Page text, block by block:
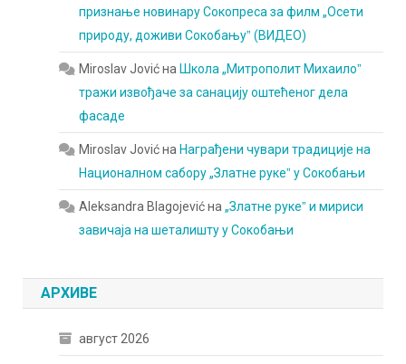
признање новинару Сокопреса за филм „Осети
природу, доживи Сокобањуˮ (ВИДЕО)
Miroslav Jovićна Школа „Митрополит Михаилоˮ
тражи извођаче за санацију оштећеног дела
фасаде
Miroslav Jovićна Награђени чувари традиције на
Националном сабору „Златне рукеˮ у Сокобањи
Aleksandra Blagojevićна„Златне рукеˮ и мириси
завичаја на шеталишту у Сокобањи
АРХИВЕ
август 2026